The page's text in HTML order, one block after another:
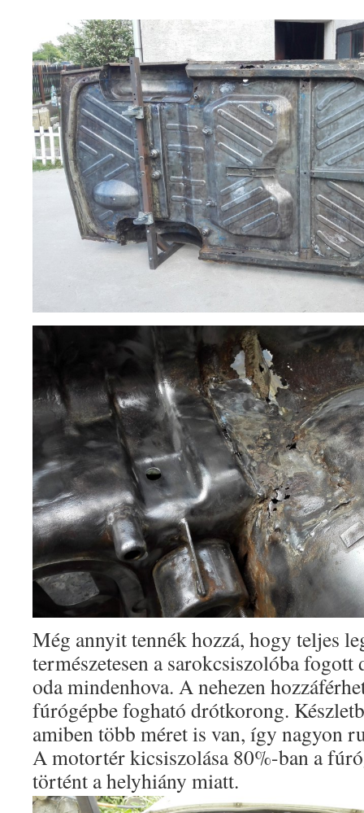
Még annyit tennék hozzá, hogy teljes
természetesen a sarokcsiszolóba
oda mindenhova. A nehezen
fúrógépbe fogható drótkorong.
amiben több méret is van, így nagyon
A motortér kicsiszolása 80%-ban a
történt a helyhiány miatt.